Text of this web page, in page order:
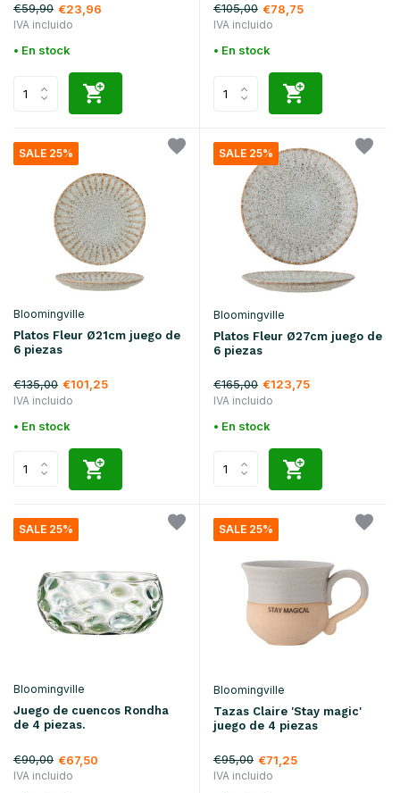
€59,90 €23,96
IVA incluido
• En stock
€105,00 €78,75
IVA incluido
• En stock
SALE 25%
Bloomingville
Platos Fleur Ø21cm juego de
6 piezas
€135,00 €101,25
IVA incluido
• En stock
SALE 25%
Bloomingville
Platos Fleur Ø27cm juego de
6 piezas
€165,00 €123,75
IVA incluido
• En stock
SALE 25%
Bloomingville
Juego de cuencos Rondha
de 4 piezas.
€90,00 €67,50
IVA incluido
SALE 25%
Bloomingville
Tazas Claire 'Stay magic'
juego de 4 piezas
€95,00 €71,25
IVA incluido